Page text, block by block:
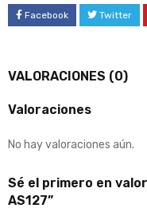
Facebook Twitter
VALORACIONES (0)
Valoraciones
No hay valoraciones aún.
Sé el primero en
AS127”